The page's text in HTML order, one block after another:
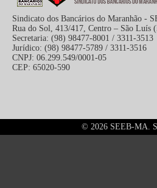
Sindicato dos Bancários do Maranhão -
Rua do Sol, 413/417, Centro – São Luís
Secretaria: (98) 98477-8001 / 3311-3513
Jurídico: (98) 98477-5789 / 3311-3516
CNPJ: 06.299.549/0001-05
CEP: 65020-590
© 2026 SEEB-MA.